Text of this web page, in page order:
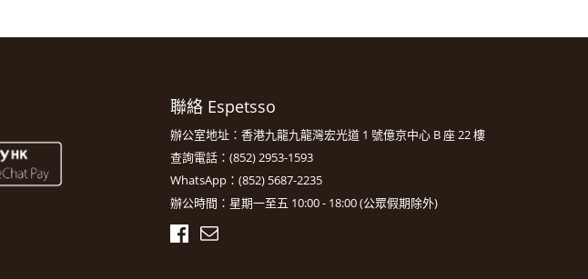
聯絡 Espetsso
辦公室地址：香港九龍九龍灣宏光道 1 號億京中心 B 座 22 樓
查詢電話：(852) 2953-1593
WhatsApp：(852) 5687-2235
辦公時間：星期一至五 10:00 - 18:00 (公眾假期除外)